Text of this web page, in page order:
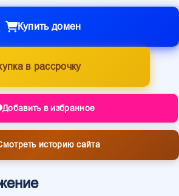
Купить домен
в рассрочку
Добавить в избранное
историю сайта